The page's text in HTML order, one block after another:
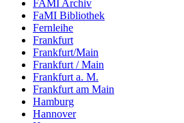
FAMI Archiv
FaMI Bibliothek
Fernleihe
Frankfurt
Frankfurt/Main
Frankfurt / Main
Frankfurt a. M.
Frankfurt am Main
Hamburg
Hannover